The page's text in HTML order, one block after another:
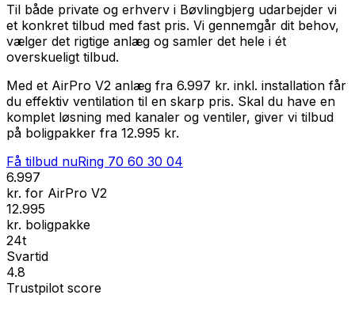
Til både private og erhverv i Bøvlingbjerg udarbejder vi
et konkret tilbud med fast pris. Vi gennemgår dit behov,
vælger det rigtige anlæg og samler det hele i ét
overskueligt tilbud.
Med et AirPro V2 anlæg fra 6.997 kr. inkl. installation får
du effektiv ventilation til en skarp pris. Skal du have en
komplet løsning med kanaler og ventiler, giver vi tilbud
på boligpakker fra 12.995 kr.
Få tilbud nuRing 70 60 30 04
6.997
kr. for AirPro V2
12.995
kr. boligpakke
24t
Svartid
4.8
Trustpilot score